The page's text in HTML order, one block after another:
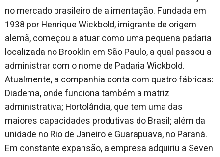
no mercado brasileiro de alimentação. Fundada em
1938 por Henrique Wickbold, imigrante de origem
alemã, começou a atuar como uma pequena padaria
localizada no Brooklin em São Paulo, a qual passou a
administrar com o nome de Padaria Wickbold.
Atualmente, a companhia conta com quatro fábricas:
Diadema, onde funciona também a matriz
administrativa; Hortolândia, que tem uma das
maiores capacidades produtivas do Brasil; além da
unidade no Rio de Janeiro e Guarapuava, no Paraná.
Em constante expansão, a empresa adquiriu a Seven